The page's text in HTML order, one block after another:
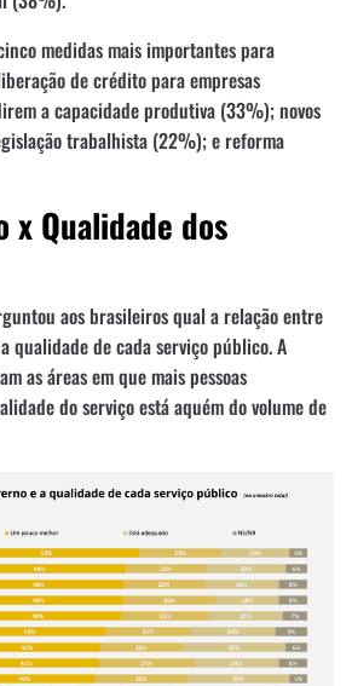
medidas mais importantes para
de crédito para empresas
a capacidade produtiva (33%); novos
trabalhista (22%); e reforma
x Qualidade dos
aos brasileiros qual a relação entre
qualidade de cada serviço público. A
as áreas em que mais pessoas
do serviço está aquém do volume de